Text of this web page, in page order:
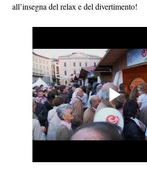
all’insegna del relax e del divertimento!